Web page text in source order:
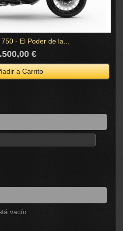
vacío
- El Poder de la...
€
a Carrito